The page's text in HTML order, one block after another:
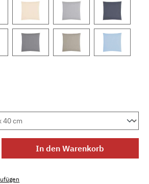
Gib den gewünschten
In den Warenkorb